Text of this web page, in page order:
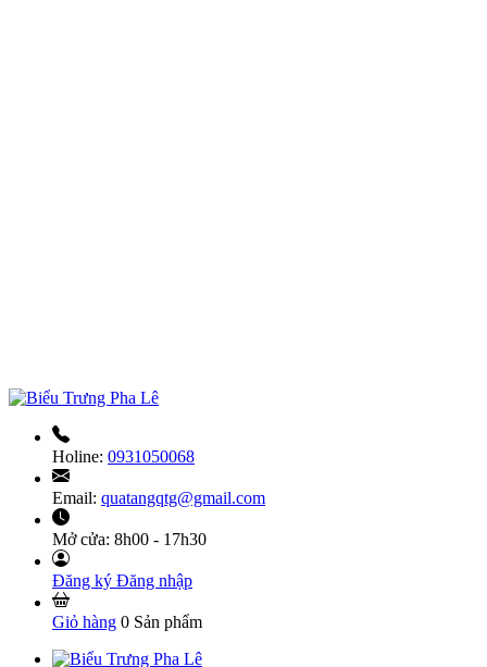
Holine: 0931050068
Email: quatangqtg@gmail.com
Mở cửa: 8h00 - 17h30
Đăng ký Đăng nhập
Giỏ hàng 0 Sản phẩm